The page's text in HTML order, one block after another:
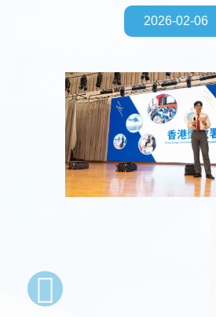
2026-02-06